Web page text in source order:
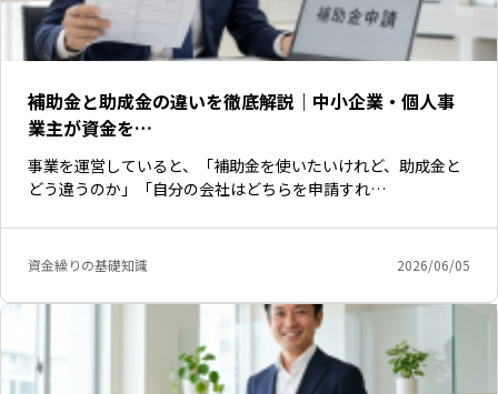
補助金と助成金の違いを徹底解説｜中小企業・個人事
業主が資金を…
事業を運営していると、「補助金を使いたいけれど、助成金と
どう違うのか」「自分の会社はどちらを申請すれ…
資金繰りの基礎知識 2026/06/05